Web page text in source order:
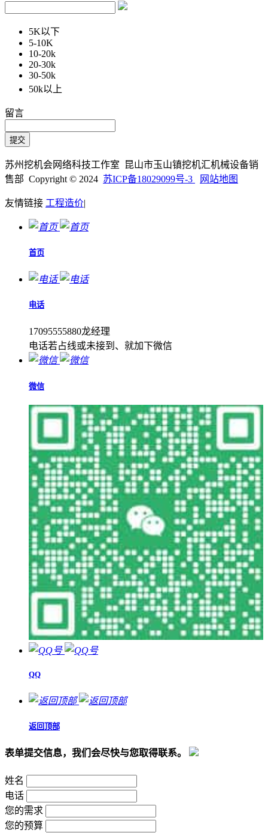
5K以下
5-10K
10-20k
20-30k
30-50k
50k以上
留言
苏州挖机会网络科技工作室 昆山市玉山镇挖机汇机械设备销
售部 Copyright © 2024 苏ICP备18029099号-3 网站地图
友情链接 工程造价|
首页
电话
17095555880龙经理
电话若占线或未接到、就加下微信
微信
QQ
返回顶部
表单提交信息，我们会尽快与您取得联系。
姓名
电话
您的需求
您的预算